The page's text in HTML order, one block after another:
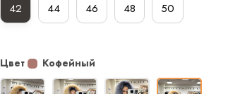
42 44 46 48 50
Цвет Кофейный